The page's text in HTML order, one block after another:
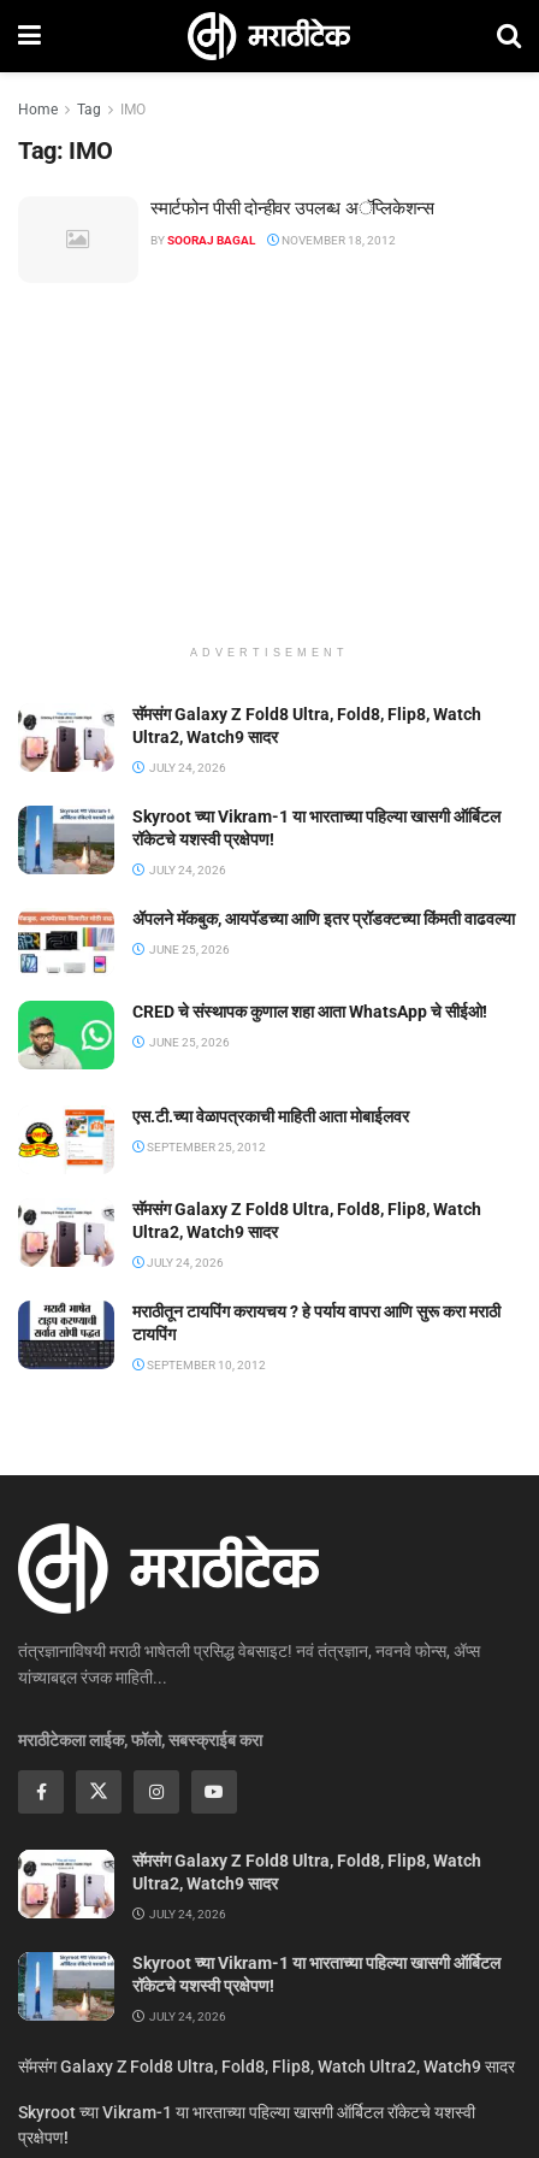
Home Tag IMO
Tag: IMO
स्मार्टफोन पीसी दोन्हीवर उपलब्ध अॅप्लिकेशन्स
BYSOORAJ BAGAL NOVEMBER 18, 2012
ADVERTISEMENT
सॅमसंग Galaxy Z Fold8 Ultra, Fold8, Flip8, Watch
Ultra2, Watch9 सादर
JULY 24, 2026
Skyroot च्या Vikram-1 या भारताच्या पहिल्या खासगी ऑर्बिटल
रॉकेटचे यशस्वी प्रक्षेपण!
JULY 24, 2026
ॲपलने मॅकबुक, आयपॅडच्या आणि इतर प्रॉडक्टच्या किंमती वाढवल्या
JUNE 25, 2026
CRED चे संस्थापक कुणाल शहा आता WhatsApp चे सीईओ!
JUNE 25, 2026
एस.टी.च्या वेळापत्रकाची माहिती आता मोबाईलवर
SEPTEMBER 25, 2012
सॅमसंग Galaxy Z Fold8 Ultra, Fold8, Flip8, Watch
Ultra2, Watch9 सादर
JULY 24, 2026
मराठीतून टायपिंग करायचय ? हे पर्याय वापरा आणि सुरू करा मराठी
टायपिंग
SEPTEMBER 10, 2012
तंत्रज्ञानाविषयी मराठी भाषेतली प्रसिद्ध वेबसाइट! नवं तंत्रज्ञान, नवनवे फोन्स, ॲप्स
यांच्याबद्दल रंजक माहिती...
मराठीटेकला लाईक, फॉलो, सबस्क्राईब करा
सॅमसंग Galaxy Z Fold8 Ultra, Fold8, Flip8, Watch
Ultra2, Watch9 सादर
JULY 24, 2026
Skyroot च्या Vikram-1 या भारताच्या पहिल्या खासगी ऑर्बिटल
रॉकेटचे यशस्वी प्रक्षेपण!
JULY 24, 2026
सॅमसंग Galaxy Z Fold8 Ultra, Fold8, Flip8, Watch Ultra2, Watch9 सादर
Skyroot च्या Vikram-1 या भारताच्या पहिल्या खासगी ऑर्बिटल रॉकेटचे यशस्वी
प्रक्षेपण!